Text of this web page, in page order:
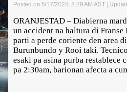
Posted on 5/17/2024, 8:29 AM AST |
ORANJESTAD – Diabierna
un accident na haltura di Franse
parti a perde coriente den area
Burunbundo y Rooi taki.
esaki pa asina purba restablece
pa 2:30am, barionan afecta a